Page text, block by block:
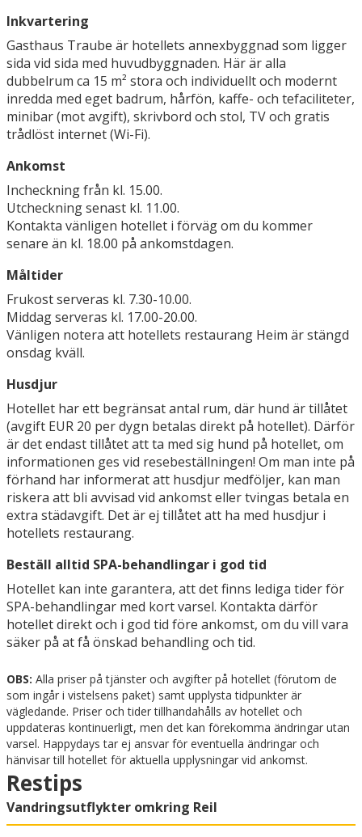
Inkvartering
Gasthaus Traube är hotellets annexbyggnad som ligger
sida vid sida med huvudbyggnaden. Här är alla
dubbelrum ca 15 m² stora och individuellt och modernt
inredda med eget badrum, hårfön, kaffe- och tefaciliteter,
minibar (mot avgift), skrivbord och stol, TV och gratis
trådlöst internet (Wi-Fi).
Ankomst
Incheckning från kl. 15.00.
Utcheckning senast kl. 11.00.
Kontakta vänligen hotellet i förväg om du kommer
senare än kl. 18.00 på ankomstdagen.
Måltider
Frukost serveras kl. 7.30-10.00.
Middag serveras kl. 17.00-20.00.
Vänligen notera att hotellets restaurang Heim är stängd
onsdag kväll.
Husdjur
Hotellet har ett begränsat antal rum, där hund är tillåtet
(avgift EUR 20 per dygn betalas direkt på hotellet). Därför
är det endast tillåtet att ta med sig hund på hotellet, om
informationen ges vid resebeställningen! Om man inte på
förhand har informerat att husdjur medföljer, kan man
riskera att bli avvisad vid ankomst eller tvingas betala en
extra städavgift. Det är ej tillåtet att ha med husdjur i
hotellets restaurang.
Beställ alltid SPA-behandlingar i god tid
Hotellet kan inte garantera, att det finns lediga tider för
SPA-behandlingar med kort varsel. Kontakta därför
hotellet direkt och i god tid före ankomst, om du vill vara
säker på at få önskad behandling och tid.
OBS: Alla priser på tjänster och avgifter på hotellet (förutom de
som ingår i vistelsens paket) samt upplysta tidpunkter är
vägledande. Priser och tider tillhandahålls av hotellet och
uppdateras kontinuerligt, men det kan förekomma ändringar utan
varsel. Happydays tar ej ansvar för eventuella ändringar och
hänvisar till hotellet för aktuella upplysningar vid ankomst.
Restips
Vandringsutflykter omkring Reil